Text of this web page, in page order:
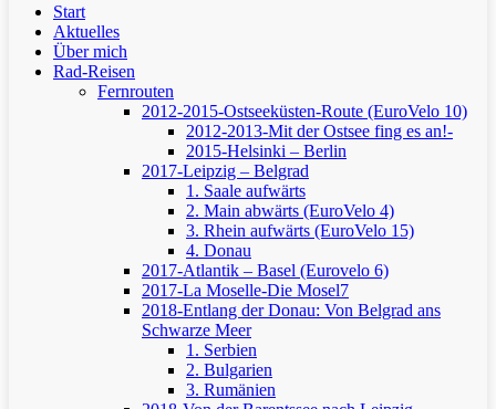
Start
Aktuelles
Über mich
Rad-Reisen
Fernrouten
2012-2015-Ostseeküsten-Route (EuroVelo 10)
2012-2013-Mit der Ostsee fing es an!-
2015-Helsinki – Berlin
2017-Leipzig – Belgrad
1. Saale aufwärts
2. Main abwärts (EuroVelo 4)
3. Rhein aufwärts (EuroVelo 15)
4. Donau
2017-Atlantik – Basel (Eurovelo 6)
2017-La Moselle-Die Mosel7
2018-Entlang der Donau: Von Belgrad ans
Schwarze Meer
1. Serbien
2. Bulgarien
3. Rumänien